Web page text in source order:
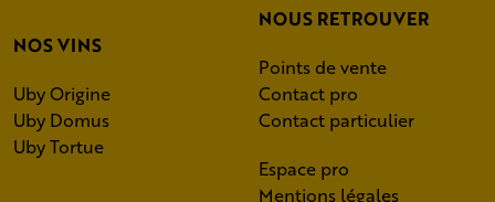
NOS VINS
Uby Origine
Uby Domus
Uby Tortue
NOUS RETROUVER
Points de vente
Contact pro
Contact particulier
Espace pro
Mentions légales